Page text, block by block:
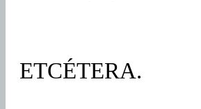
ETCÉTERA.